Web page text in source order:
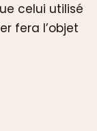
celui utilisé
fera l’objet